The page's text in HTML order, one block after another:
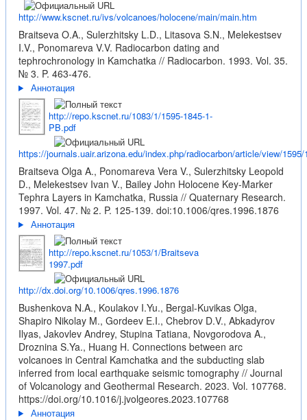
http://www.kscnet.ru/ivs/volcanoes/holocene/main/main.htm
Braitseva O.A., Sulerzhitsky L.D., Litasova S.N., Melekestsev
I.V., Ponomareva V.V. Radiocarbon dating and
tephrochronology in Kamchatka // Radiocarbon. 1993. Vol. 35.
№ 3. P. 463-476.
Аннотация
http://repo.kscnet.ru/1083/1/1595-1845-1-
PB.pdf
https://journals.uair.arizona.edu/index.php/radiocarbon/article/view/1595/
Braitseva Olga A., Ponomareva Vera V., Sulerzhitsky Leopold
D., Melekestsev Ivan V., Bailey John Holocene Key-Marker
Tephra Layers in Kamchatka, Russia // Quaternary Research.
1997. Vol. 47. № 2. P. 125-139. doi:10.1006/qres.1996.1876
Аннотация
http://repo.kscnet.ru/1053/1/Braitseva
1997.pdf
http://dx.doi.org/10.1006/qres.1996.1876
Bushenkova N.A., Koulakov I.Yu., Bergal-Kuvikas Olga,
Shapiro Nikolay M., Gordeev E.I., Chebrov D.V., Abkadyrov
Ilyas, Jakovlev Andrey, Stupina Tatiana, Novgorodova A.,
Droznina S.Ya., Huang H. Connections between arc
volcanoes in Central Kamchatka and the subducting slab
inferred from local earthquake seismic tomography // Journal
of Volcanology and Geothermal Research. 2023. Vol. 107768.
https://doi.org/10.1016/j.jvolgeores.2023.107768
Аннотация